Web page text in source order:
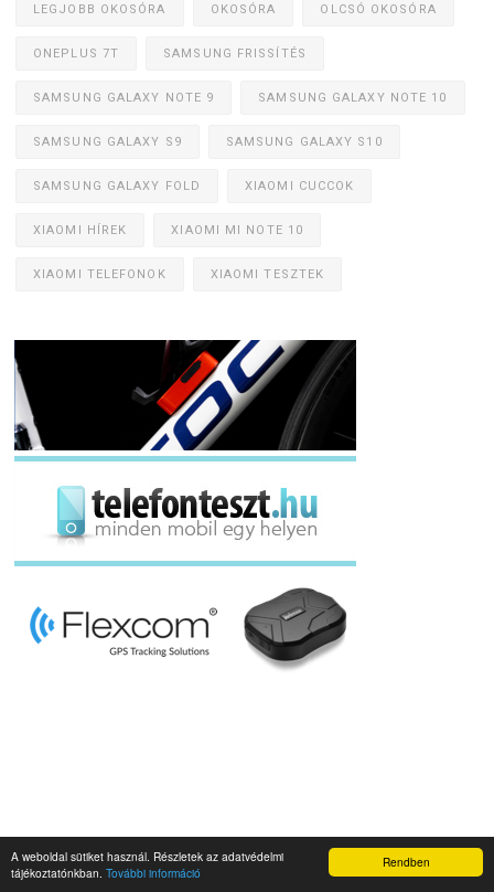
Rendben
A weboldal sütiket használ. Részletek az adatvédelmi
tájékoztatónkban. További információ
LEGJOBB OKOSÓRA OKOSÓRA OLCSÓ OKOSÓRA
ONEPLUS 7T SAMSUNG FRISSÍTÉS
SAMSUNG GALAXY NOTE 9 SAMSUNG GALAXY NOTE 10
SAMSUNG GALAXY S9 SAMSUNG GALAXY S10
SAMSUNG GALAXY FOLD XIAOMI CUCCOK
XIAOMI HÍREK XIAOMI MI NOTE 10
XIAOMI TELEFONOK XIAOMI TESZTEK
Napidroid.hu 2019